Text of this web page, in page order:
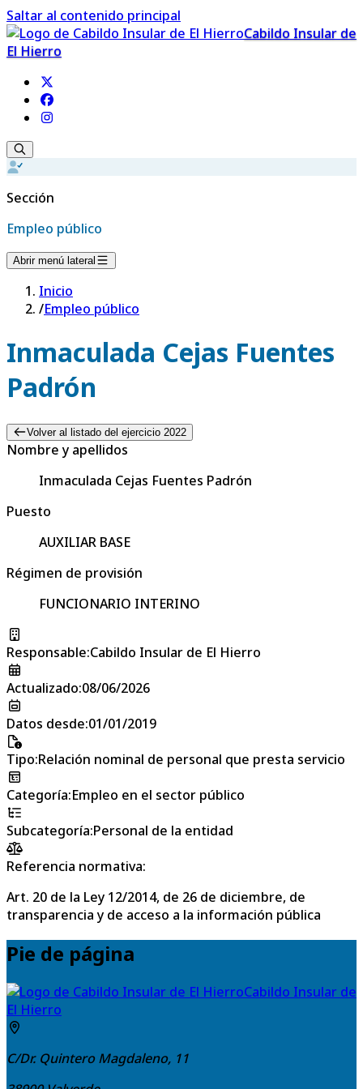
Saltar al contenido principal
Cabildo Insular de
El Hierro
Sección
Empleo público
Abrir menú lateral
Inicio
/Empleo público
Inmaculada Cejas Fuentes
Padrón
Volver al listado del ejercicio 2022
Nombre y apellidos
Inmaculada Cejas Fuentes Padrón
Puesto
AUXILIAR BASE
Régimen de provisión
FUNCIONARIO INTERINO
Responsable:Cabildo Insular de El Hierro
Actualizado:08/06/2026
Datos desde:01/01/2019
Tipo:Relación nominal de personal que presta servicio
Categoría:Empleo en el sector público
Subcategoría:Personal de la entidad
Referencia normativa:
Art. 20 de la Ley 12/2014, de 26 de diciembre, de
transparencia y de acceso a la información pública
Pie de página
Cabildo Insular de
El Hierro
C/Dr. Quintero Magdaleno, 11